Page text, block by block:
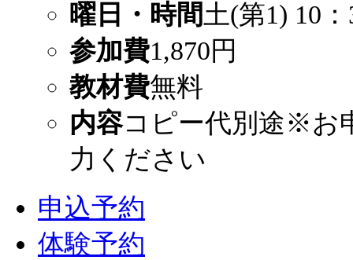
曜日・時間 土(第1) 10
参加費1,870円
教材費無料
内容コピー代別途※お
力ください
申込予約
体験予約